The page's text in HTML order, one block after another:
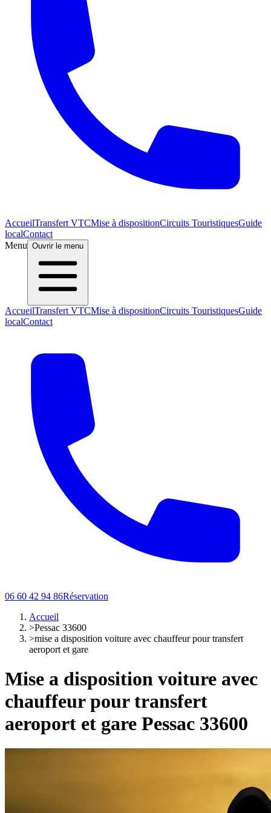
AccueilTransfert VTCMise à dispositionCircuits TouristiquesGuide
localContact
Menu Ouvrir le menu
AccueilTransfert VTCMise à dispositionCircuits TouristiquesGuide
localContact
06 60 42 94 86Réservation
Accueil
>Pessac 33600
>mise a disposition voiture avec chauffeur pour transfert
aeroport et gare
Mise a disposition voiture avec
chauffeur pour transfert
aeroport et gare Pessac 33600